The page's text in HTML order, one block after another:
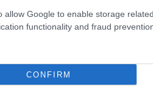
allow Google to enable storage
functionality and fraud
CONFIRM